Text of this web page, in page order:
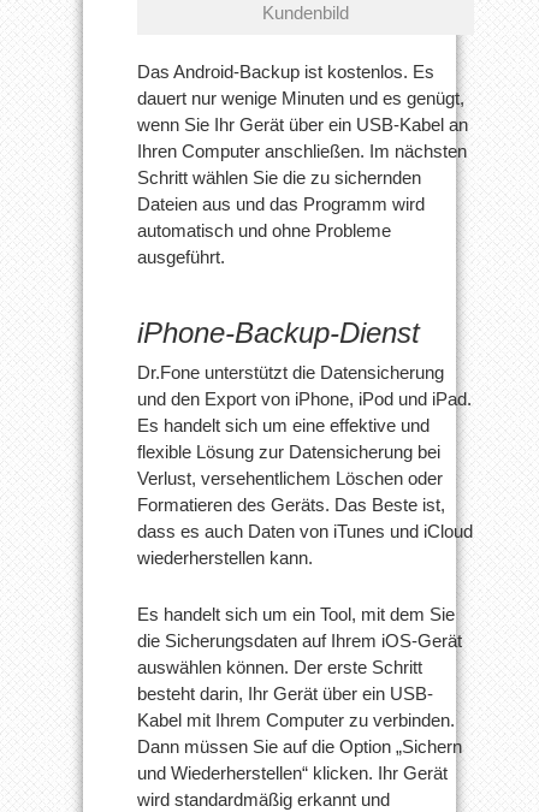
Kundenbild
Das Android-Backup ist kostenlos. Es
dauert nur wenige Minuten und es genügt,
wenn Sie Ihr Gerät über ein USB-Kabel an
Ihren Computer anschließen. Im nächsten
Schritt wählen Sie die zu sichernden
Dateien aus und das Programm wird
automatisch und ohne Probleme
ausgeführt.
iPhone-Backup-Dienst
Dr.Fone unterstützt die Datensicherung
und den Export von iPhone, iPod und iPad.
Es handelt sich um eine effektive und
flexible Lösung zur Datensicherung bei
Verlust, versehentlichem Löschen oder
Formatieren des Geräts. Das Beste ist,
dass es auch Daten von iTunes und iCloud
wiederherstellen kann.
Es handelt sich um ein Tool, mit dem Sie
die Sicherungsdaten auf Ihrem iOS-Gerät
auswählen können. Der erste Schritt
besteht darin, Ihr Gerät über ein USB-
Kabel mit Ihrem Computer zu verbinden.
Dann müssen Sie auf die Option „Sichern
und Wiederherstellen“ klicken. Ihr Gerät
wird standardmäßig erkannt und